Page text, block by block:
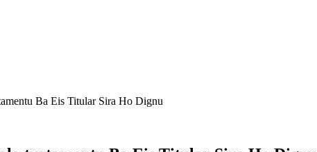
Ba Eis Titular Sira Ho Dignu